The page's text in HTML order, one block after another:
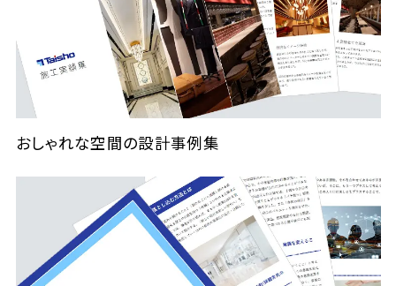
おしゃれな空間の設計事例集